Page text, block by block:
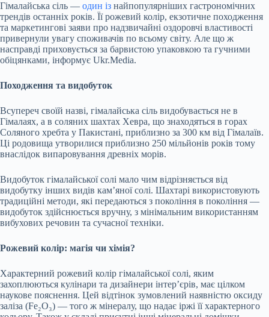
Гімалайська сіль — один із найпопулярніших гастрономічних
трендів останніх років. Її рожевий колір, екзотичне походження
та маркетингові заяви про надзвичайні оздоровчі властивості
привернули увагу споживачів по всьому світу. Але що ж
насправді приховується за барвистою упаковкою та гучними
обіцянками, інформує Ukr.Media.
Походження та видобуток
Всупереч своїй назві, гімалайська сіль видобувається не в
Гімалаях, а в соляних шахтах Хевра, що знаходяться в горах
Соляного хребта у Пакистані, приблизно за 300 км від Гімалаїв.
Ці родовища утворилися приблизно 250 мільйонів років тому
внаслідок випаровування древніх морів.
Видобуток гімалайської солі мало чим відрізняється від
видобутку інших видів кам’яної солі. Шахтарі використовують
традиційні методи, які передаються з покоління в покоління —
видобуток здійснюється вручну, з мінімальним використанням
вибухових речовин та сучасної техніки.
Рожевий колір: магія чи хімія?
Характерний рожевий колір гімалайської солі, яким
захоплюються кулінари та дизайнери інтер’єрів, має цілком
наукове пояснення. Цей відтінок зумовлений наявністю оксиду
заліза (Fe₂O₃) — того ж мінералу, що надає іржі її характерного